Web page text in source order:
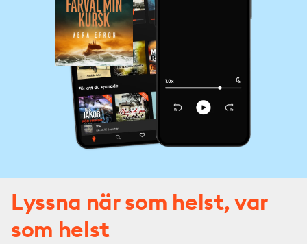
Lyssna när som helst, var
som helst